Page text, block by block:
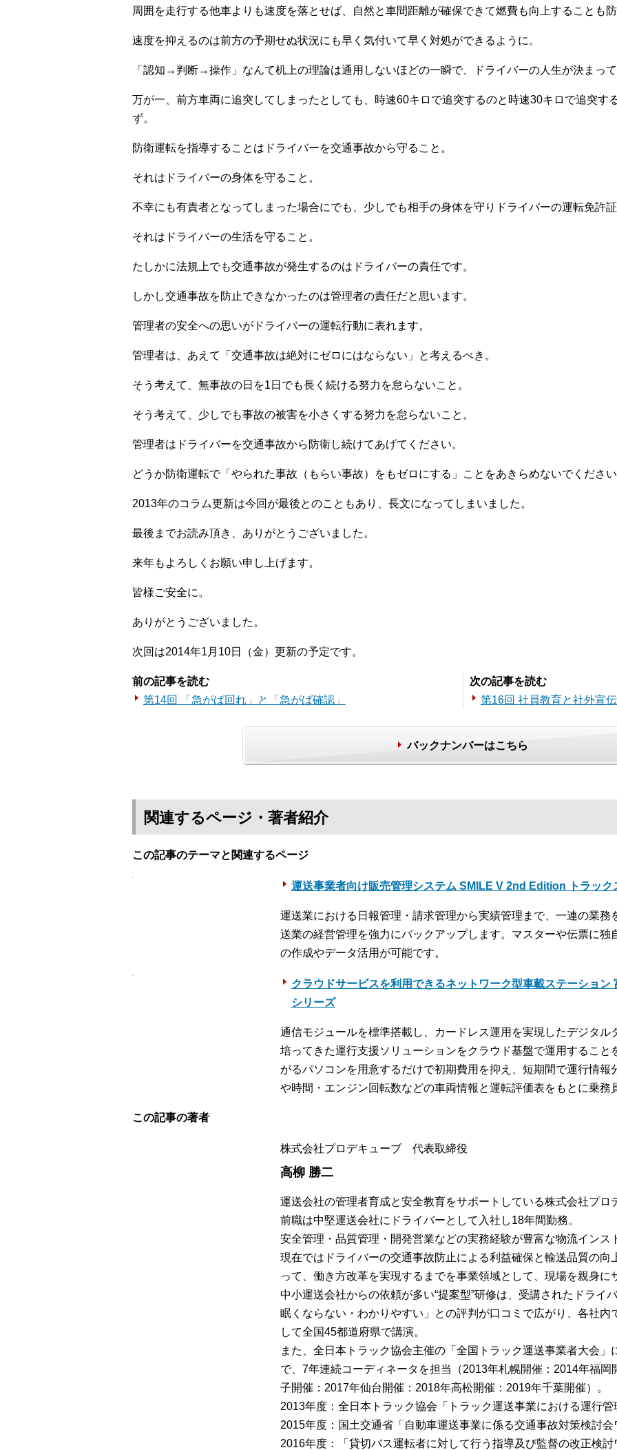
周囲を走行する他車よりも速度を落とせば、自然と車間距離が確保できて燃費も向上することも防
速度を抑えるのは前方の予期せぬ状況にも早く気付いて早く対処ができるように。
「認知→判断→操作」なんて机上の理論は通用しないほどの一瞬で、ドライバーの人生が決まって
万が一、前方車両に追突してしまったとしても、時速60キロで追突するのと時速30キロで追突す
ず。
防衛運転を指導することはドライバーを交通事故から守ること。
それはドライバーの身体を守ること。
不幸にも有責者となってしまった場合にでも、少しでも相手の身体を守りドライバーの運転免許証
それはドライバーの生活を守ること。
たしかに法規上でも交通事故が発生するのはドライバーの責任です。
しかし交通事故を防止できなかったのは管理者の責任だと思います。
管理者の安全への思いがドライバーの運転行動に表れます。
管理者は、あえて「交通事故は絶対にゼロにはならない」と考えるべき。
そう考えて、無事故の日を1日でも長く続ける努力を怠らないこと。
そう考えて、少しでも事故の被害を小さくする努力を怠らないこと。
管理者はドライバーを交通事故から防衛し続けてあげてください。
どうか防衛運転で「やられた事故（もらい事故）をもゼロにする」ことをあきらめないでください
2013年のコラム更新は今回が最後とのこともあり、長文になってしまいました。
最後までお読み頂き、ありがとうございました。
来年もよろしくお願い申し上げます。
皆様ご安全に。
ありがとうございました。
次回は2014年1月10日（金）更新の予定です。
前の記事を読む
第14回 「急がば回れ」と「急がば確認」
次の記事を読む
第16回 社員教育と社外宣
バックナンバーはこちら
関連するページ・著者紹介
この記事のテーマと関連するページ
運送事業者向け販売管理システム SMILE V 2nd Edition トラック
運送業における日報管理・請求管理から実績管理まで、一連の業務
送業の経営管理を強力にバックアップします。マスターや伝票に独
の作成やデータ活用が可能です。
クラウドサービスを利用できるネットワーク型車載ステーション
シリーズ
通信モジュールを標準搭載し、カードレス運用を実現したデジタル
培ってきた運行支援ソリューションをクラウド基盤で運用すること
がるパソコンを用意するだけで初期費用を抑え、短期間で運行情
や時間・エンジン回転数などの車両情報と運転評価表をもとに乗務
この記事の著者
株式会社プロデキューブ 代表取締役
高柳 勝二
運送会社の管理者育成と安全教育をサポートしている株式会社プロ
前職は中堅運送会社にドライバーとして入社し18年間勤務。
安全管理・品質管理・開発営業などの実務経験が豊富な物流インス
現在ではドライバーの交通事故防止による利益確保と輸送品質の向
って、働き方改革を実現するまでを事業領域として、現場を親身に
中小運送会社からの依頼が多い“提案型”研修は、受講されたドライ
眠くならない・わかりやすい」との評判が口コミで広がり、各社内
して全国45都道府県で講演。
また、全日本トラック協会主催の「全国トラック運送事業者大会
で、7年連続コーディネータを担当（2013年札幌開催：2014年福
子開催：2017年仙台開催：2018年高松開催：2019年千葉開催）。
2013年度：全日本トラック協会「トラック運送事業における運行
2015年度：国土交通省「自動車運送事業に係る交通事故対策検討
2016年度：「貸切バス運転者に対して行う指導及び監督の改正検